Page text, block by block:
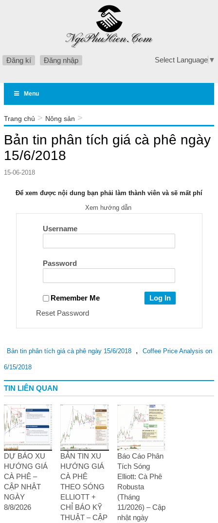
Đăng kí Đăng nhập Select Language ▼
Menu
Trang chủ > Nông sản >
Bản tin phân tích giá cà phê ngày
15/6/2018
15-06-2018
Để xem được nội dung bạn phải làm thành viên và sẽ mất phí
Xem hướng dẫn
Username
Password
Remember Me
Reset Password
Bản tin phân tích giá cà phê ngày 15/6/2018 , Coffee Price Analysis on
6/15/2018
TIN LIÊN QUAN
DỰ BÁO XU
HƯỚNG GIÁ
CÀ PHÊ –
CẬP NHẬT
NGÀY
8/8/2026
BẢN TIN XU
HƯỚNG GIÁ
CÀ PHÊ
THEO SÓNG
ELLIOTT +
CHỈ BÁO KỸ
THUẬT – CẬP
Báo Cáo Phân
Tích Sóng
Elliott: Cà Phê
Robusta
(Tháng
11/2026) – Cập
nhật ngày